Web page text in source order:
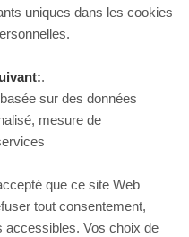
uniques dans les cookies
.
sur des données
mesure de
que ce site Web
tout consentement,
accessibles. Vos choix de